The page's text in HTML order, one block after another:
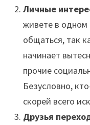
Личные
живете в одном
общаться, так
начинает
прочие
Безусловно,
скорей всего
Друзья